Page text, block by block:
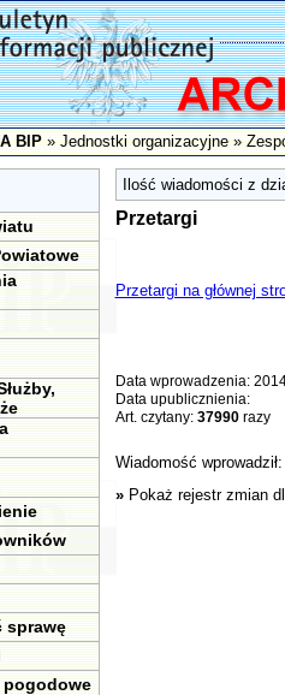
BIP»Jednostki organizacyjne»
sprawę
pogodowe
Ilość wiadomości z
Przetargi
Przetargi na głównej
Data wprowadzenia:
Data upublicznienia:
Art. czytany: 37990razy
Wiadomość
» Pokaż rejestr zmian